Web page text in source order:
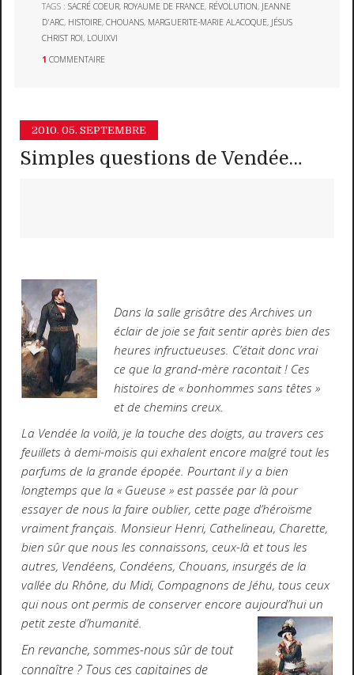
TAGS :SACRÉ COEUR, ROYAUME DE FRANCE, RÉVOLUTION, JEANNE
D'ARC, HISTOIRE,CHOUANS, MARGUERITE-MARIE ALACOQUE, JÉSUS
CHRIST ROI, LOUIXVI
1 COMMENTAIRE
2010. 05. SEPTEMBRE
Simples questions de Vendée…
Dans la salle grisâtre des Archives un
éclair de joie se fait sentir après bien des
heures infructueuses. C’était donc vrai
ce que la grand-mère racontait ! Ces
histoires de « bonhommes sans têtes »
et de chemins creux.
La Vendée la voilà, je la touche des doigts, au travers ces
feuillets à demi-moisis qui exhalent encore malgré tout les
parfums de la grande épopée. Pourtant il y a bien
longtemps que la « Gueuse » est passée par là pour
essayer de nous la faire oublier, cette page d’héroïsme
vraiment français. Monsieur Henri, Cathelineau, Charette,
bien sûr que nous les connaissons, ceux-là et tous les
autres, Vendéens, Condéens, Chouans, insurgés de la
vallée du Rhône, du Midi, Compagnons de Jéhu, tous ceux
qui nous ont permis de conserver encore aujourd’hui un
petit zeste d’humanité.
En revanche, sommes-nous sûr de tout
connaître ? Tous ces capitaines de